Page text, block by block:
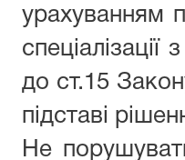
урахуванням
до ст.15
підставі
Не